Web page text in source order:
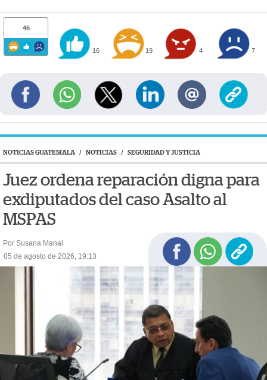
46
16 19 4 7
NOTICIAS GUATEMALA / NOTICIAS / SEGURIDAD Y JUSTICIA
Juez ordena reparación digna para
exdiputados del caso Asalto al
MSPAS
Por Susana Manai
05 de agosto de 2026, 19:13